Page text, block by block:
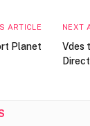
ARTICLE
Planet
NEXT
Vdes